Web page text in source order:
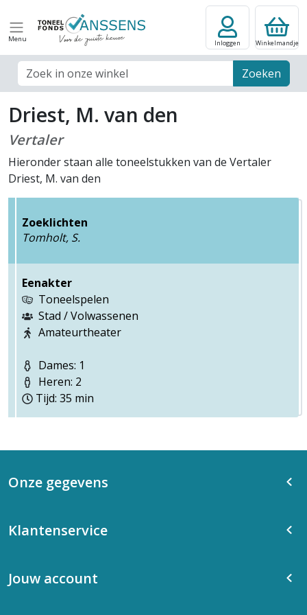
Menu
Zoek veld Zoeken
Inloggen Winkelmandje
Driest, M. van den
Vertaler
Hieronder staan alle toneelstukken van de Vertaler
Driest, M. van den
Zoeklichten
Tomholt, S.
Eenakter
Toneelspelen
Stad / Volwassenen
Amateurtheater
Dames: 1
Heren: 2
Tijd: 35 min
Onze gegevens
Klantenservice
Jouw account